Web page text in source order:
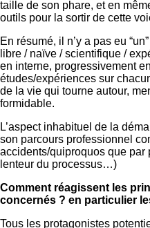
taille de son phare, et en
outils pour la sortir de cette
En résumé, il n’y a pas eu
libre / naïve / scientifique /
en interne, progressivement
études/expériences sur
de la vie qui tourne autour,
formidable.
L’aspect inhabituel de la
son parcours professionnel
accidents/quiproquos que
lenteur du processus…)
Comment réagissent les
concernés ? en particulier
Tous les protagonistes